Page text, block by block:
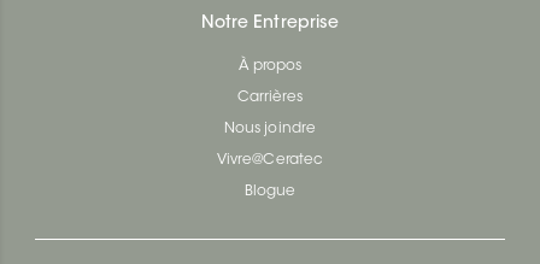
Notre Entreprise
À propos
Carrières
Nous joindre
Vivre@Ceratec
Blogue